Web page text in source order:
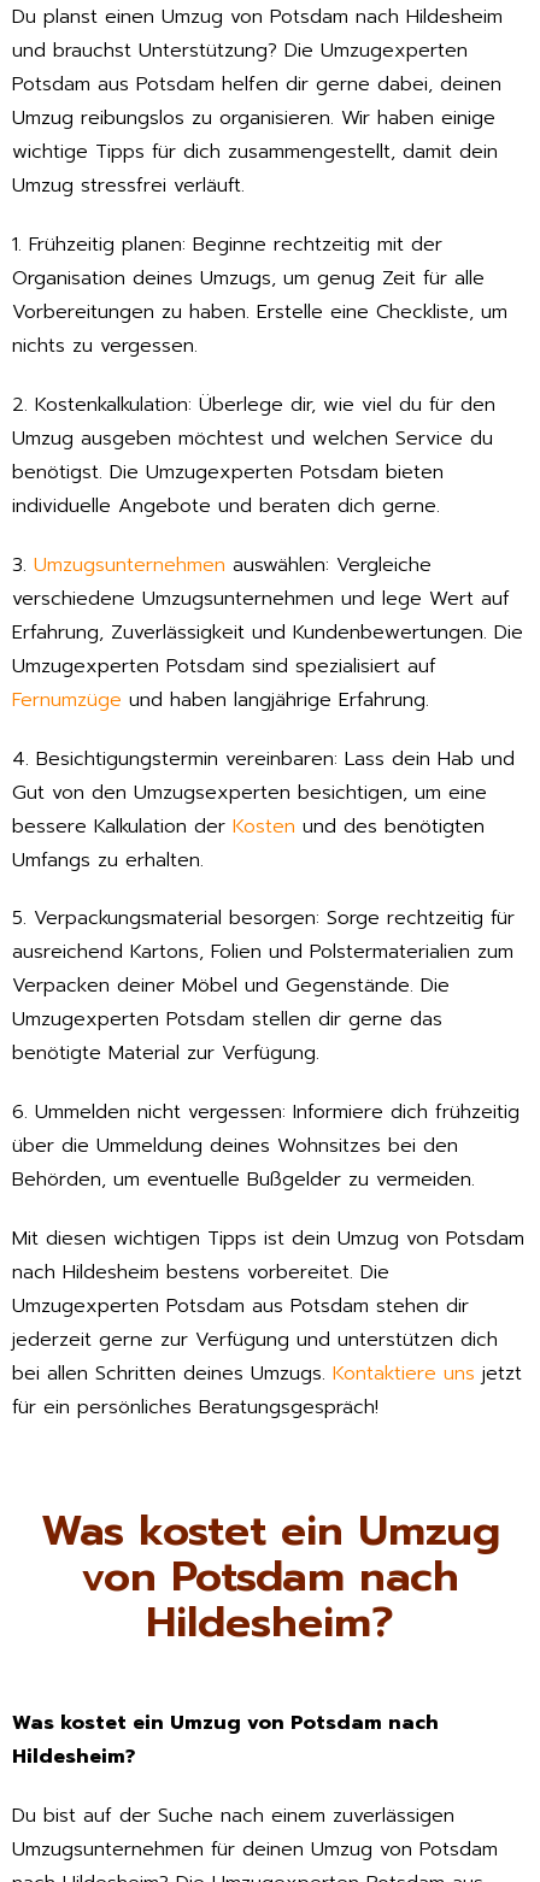
Du planst einen Umzug von Potsdam nach Hildesheim
und brauchst Unterstützung? Die Umzugexperten
Potsdam aus Potsdam helfen dir gerne dabei, deinen
Umzug reibungslos zu organisieren. Wir haben einige
wichtige Tipps für dich zusammengestellt, damit dein
Umzug stressfrei verläuft.
1. Frühzeitig planen: Beginne rechtzeitig mit der
Organisation deines Umzugs, um genug Zeit für alle
Vorbereitungen zu haben. Erstelle eine Checkliste, um
nichts zu vergessen.
2. Kostenkalkulation: Überlege dir, wie viel du für den
Umzug ausgeben möchtest und welchen Service du
benötigst. Die Umzugexperten Potsdam bieten
individuelle Angebote und beraten dich gerne.
3. Umzugsunternehmen auswählen: Vergleiche
verschiedene Umzugsunternehmen und lege Wert auf
Erfahrung, Zuverlässigkeit und Kundenbewertungen. Die
Umzugexperten Potsdam sind spezialisiert auf
Fernumzüge und haben langjährige Erfahrung.
4. Besichtigungstermin vereinbaren: Lass dein Hab und
Gut von den Umzugsexperten besichtigen, um eine
bessere Kalkulation der Kosten und des benötigten
Umfangs zu erhalten.
5. Verpackungsmaterial besorgen: Sorge rechtzeitig für
ausreichend Kartons, Folien und Polstermaterialien zum
Verpacken deiner Möbel und Gegenstände. Die
Umzugexperten Potsdam stellen dir gerne das
benötigte Material zur Verfügung.
6. Ummelden nicht vergessen: Informiere dich frühzeitig
über die Ummeldung deines Wohnsitzes bei den
Behörden, um eventuelle Bußgelder zu vermeiden.
Mit diesen wichtigen Tipps ist dein Umzug von Potsdam
nach Hildesheim bestens vorbereitet. Die
Umzugexperten Potsdam aus Potsdam stehen dir
jederzeit gerne zur Verfügung und unterstützen dich
bei allen Schritten deines Umzugs. Kontaktiere uns jetzt
für ein persönliches Beratungsgespräch!
Was kostet ein Umzug
von Potsdam nach
Hildesheim?
Was kostet ein Umzug von Potsdam nach
Hildesheim?
Du bist auf der Suche nach einem zuverlässigen
Umzugsunternehmen für deinen Umzug von Potsdam